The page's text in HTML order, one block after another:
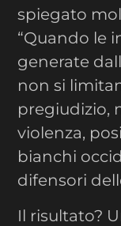
spiegato
“Quando le
generate
non si
pregiudizio,
violenza,
bianchi
difensori
Il risultato?